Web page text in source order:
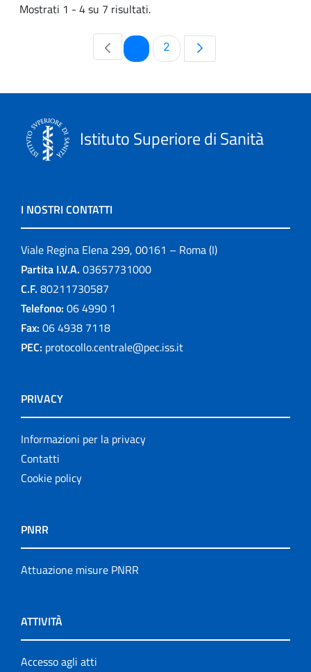
Mostrati 1 - 4 su 7 risultati.
PaginaPagina
2
Istituto Superiore di Sanità
I NOSTRI CONTATTI
Viale Regina Elena 299, 00161 – Roma (I)
Partita I.V.A. 03657731000
C.F. 80211730587
Telefono: 06 4990 1
Fax: 06 4938 7118
PEC: protocollo.centrale@pec.iss.it
PRIVACY
Informazioni per la privacy
Contatti
Cookie policy
PNRR
Attuazione misure PNRR
ATTIVITÀ
Accesso agli atti